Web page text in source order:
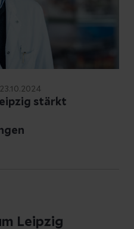
der
zu
kann die die
noch weiter
stärkt
Leipzig